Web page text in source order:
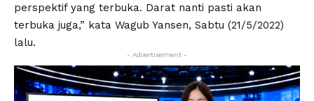
perspektif yang terbuka. Darat nanti pasti akan
terbuka juga,” kata Wagub Yansen, Sabtu (21/5/2022)
lalu.
- Advertisement -